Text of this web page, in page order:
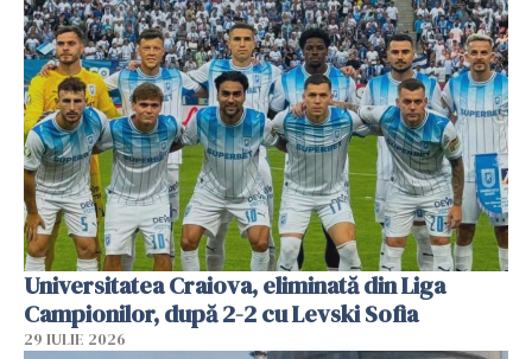
Universitatea Craiova, eliminată din Liga
Campionilor, după 2-2 cu Levski Sofia
29 IULIE 2026